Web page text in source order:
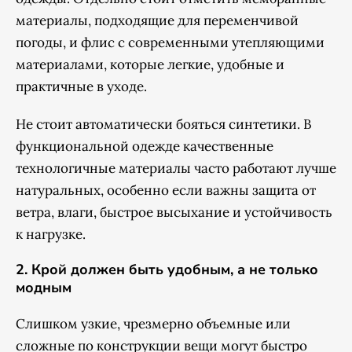
материалы, подходящие для переменчивой
погоды, и флис с современными утепляющими
материалами, которые легкие, удобные и
практичные в уходе.
Не стоит автоматически бояться синтетики. В
функциональной одежде качественные
технологичные материалы часто работают лучше
натуральных, особенно если важны защита от
ветра, влаги, быстрое высыхание и устойчивость
к нагрузке.
2. Крой должен быть удобным, а не только
модным
Слишком узкие, чрезмерно объемные или
сложные по конструкции вещи могут быстро